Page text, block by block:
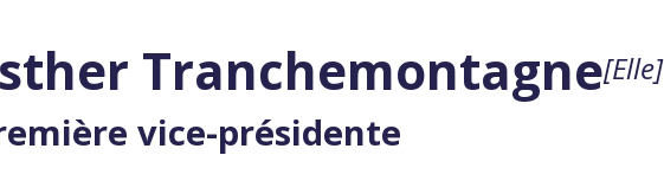
Tranchemontagne[Elle]
vice-présidente